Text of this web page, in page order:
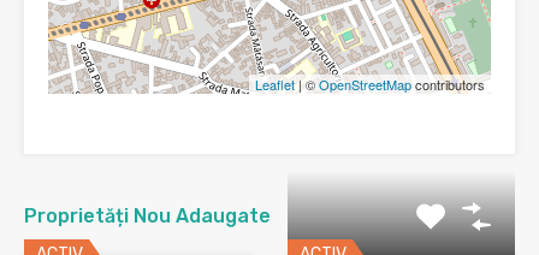
Leaflet | ©OpenStreetMapcontributors
Proprietăți Nou Adaugate